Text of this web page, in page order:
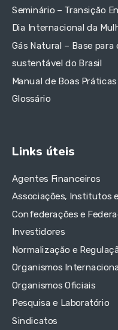
Seminário – Transição
Dia Internacional da
Gás Natural – Base
sustentável do Brasil
Manual de Boas Práticas
Glossário
Links úteis
Agentes Financeiros
Associações, Institutos
Confederações e
Investidores
Normalização e
Organismos
Organismos Oficiais
Pesquisa e Laboratório
Sindicatos